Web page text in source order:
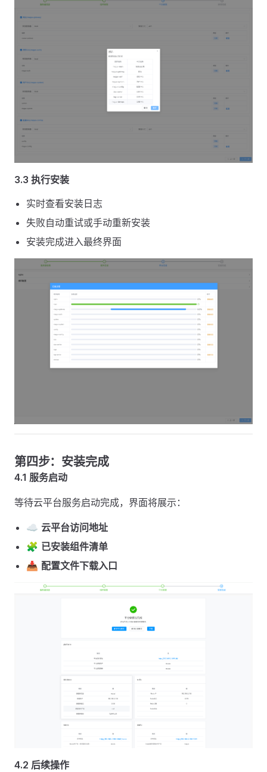
3.3 执行安装
实时查看安装日志
失败自动重试或手动重新安装
安装完成进入最终界面
第四步：安装完成
4.1 服务启动
等待云平台服务启动完成，界面将展示：
☁️ 云平台访问地址
🧩 已安装组件清单
📥 配置文件下载入口
4.2 后续操作